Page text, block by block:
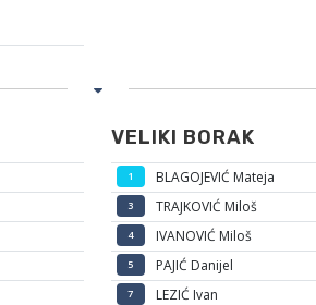
VELIKI BORAK
1 BLAGOJEVIĆ Mateja
3 TRAJKOVIĆ Miloš
4 IVANOVIĆ Miloš
5 PAJIĆ Danijel
7 LEZIĆ Ivan